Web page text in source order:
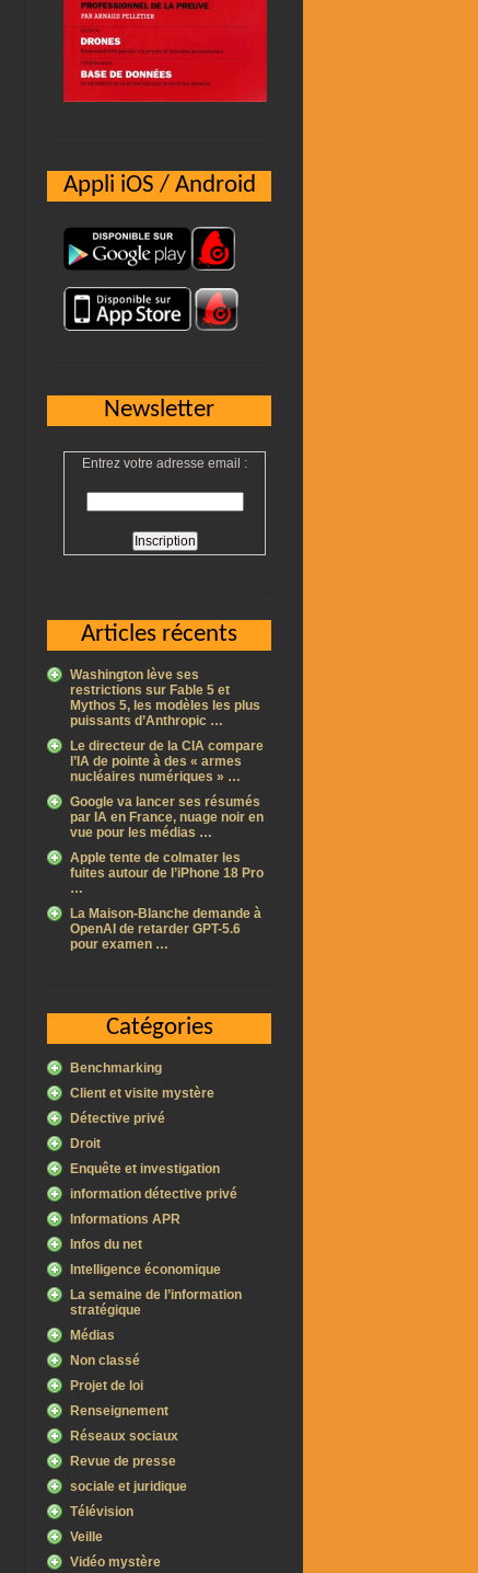
Appli iOS / Android
Newsletter
Entrez votre adresse email :
Articles récents
Washington lève ses
restrictions sur Fable 5 et
Mythos 5, les modèles les plus
puissants d’Anthropic …
Le directeur de la CIA compare
l’IA de pointe à des « armes
nucléaires numériques » …
Google va lancer ses résumés
par IA en France, nuage noir en
vue pour les médias …
Apple tente de colmater les
fuites autour de l’iPhone 18 Pro
…
La Maison-Blanche demande à
OpenAI de retarder GPT-5.6
pour examen …
Catégories
Benchmarking
Client et visite mystère
Détective privé
Droit
Enquête et investigation
information détective privé
Informations APR
Infos du net
Intelligence économique
La semaine de l’information
stratégique
Médias
Non classé
Projet de loi
Renseignement
Réseaux sociaux
Revue de presse
sociale et juridique
Télévision
Veille
Vidéo mystère